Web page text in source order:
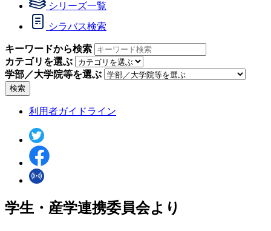
シリーズ一覧
シラバス検索
キーワードから検索
カテゴリを選ぶ
学部／大学院等を選ぶ
検索
利用者ガイドライン
学生・産学連携委員会より